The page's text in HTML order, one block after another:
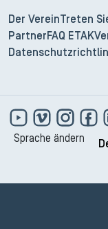
Der Verein Treten
Partner FAQ ETAK
Sprache ändern